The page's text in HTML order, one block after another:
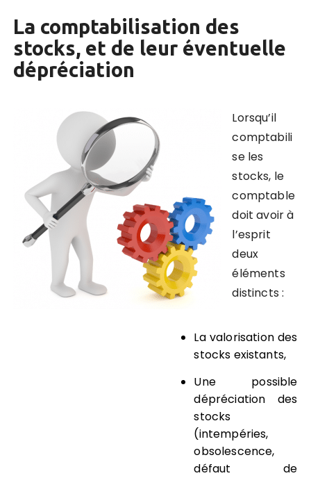
La comptabilisation des
stocks, et de leur éventuelle
dépréciation
Lorsqu’il
comptabili
se les
stocks, le
comptable
doit avoir à
l’esprit
deux
éléments
distincts :
La valorisationdes
stocks existants,
Une possible
dépréciation des
stocks
(intempéries,
obsolescence,
défaut de